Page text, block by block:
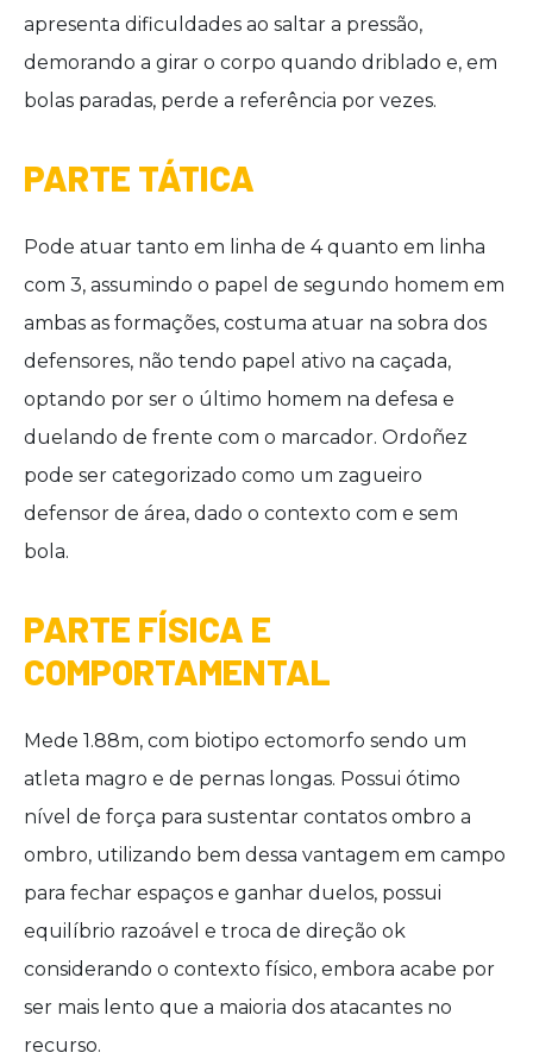
apresenta dificuldades ao saltar a pressão,
demorando a girar o corpo quando driblado e, em
bolas paradas, perde a referência por vezes.
PARTE TÁTICA
Pode atuar tanto em linha de 4 quanto em linha
com 3, assumindo o papel de segundo homem em
ambas as formações, costuma atuar na sobra dos
defensores, não tendo papel ativo na caçada,
optando por ser o último homem na defesa e
duelando de frente com o marcador. Ordoñez
pode ser categorizado como um zagueiro
defensor de área, dado o contexto com e sem
bola.
PARTE FÍSICA E
COMPORTAMENTAL
Mede 1.88m, com biotipo ectomorfo sendo um
atleta magro e de pernas longas. Possui ótimo
nível de força para sustentar contatos ombro a
ombro, utilizando bem dessa vantagem em campo
para fechar espaços e ganhar duelos, possui
equilíbrio razoável e troca de direção ok
considerando o contexto físico, embora acabe por
ser mais lento que a maioria dos atacantes no
recurso.